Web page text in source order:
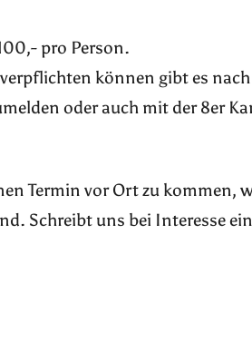
pro Person.
können gibt es
oder auch mit der 8er
Termin vor Ort zu kommen,
Schreibt uns bei Interesse